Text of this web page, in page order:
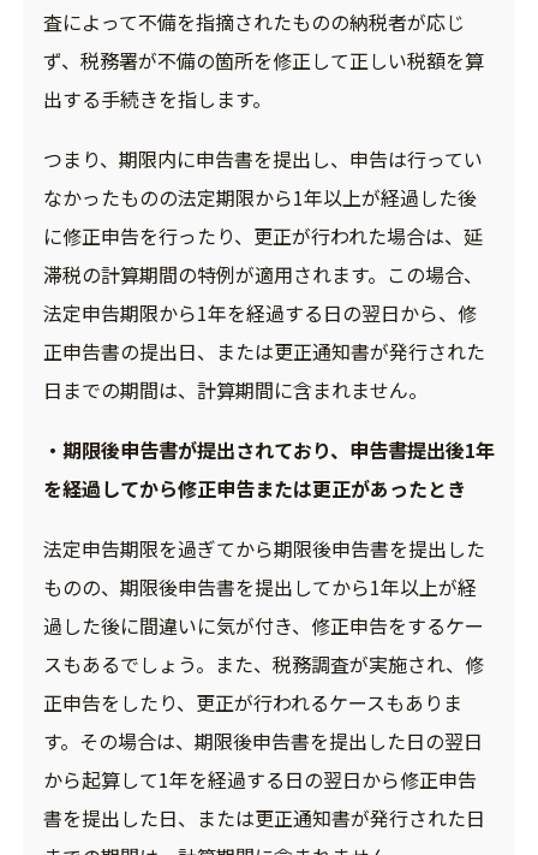
査によって不備を指摘されたものの納税者が応じ
ず、税務署が不備の箇所を修正して正しい税額を算
出する手続きを指します。
つまり、期限内に申告書を提出し、申告は行ってい
なかったものの法定期限から1年以上が経過した後
に修正申告を行ったり、更正が行われた場合は、延
滞税の計算期間の特例が適用されます。この場合、
法定申告期限から1年を経過する日の翌日から、修
正申告書の提出日、または更正通知書が発行された
日までの期間は、計算期間に含まれません。
・期限後申告書が提出されており、申告書提出後1年
を経過してから修正申告または更正があったとき
法定申告期限を過ぎてから期限後申告書を提出した
ものの、期限後申告書を提出してから1年以上が経
過した後に間違いに気が付き、修正申告をするケー
スもあるでしょう。また、税務調査が実施され、修
正申告をしたり、更正が行われるケースもありま
す。その場合は、期限後申告書を提出した日の翌日
から起算して1年を経過する日の翌日から修正申告
書を提出した日、または更正通知書が発行された日